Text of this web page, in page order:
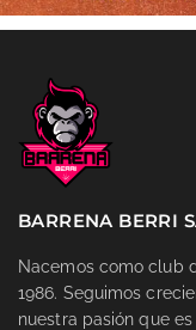
BARRENA BERRI
Nacemos como club
1986. Seguimos
nuestra pasión que